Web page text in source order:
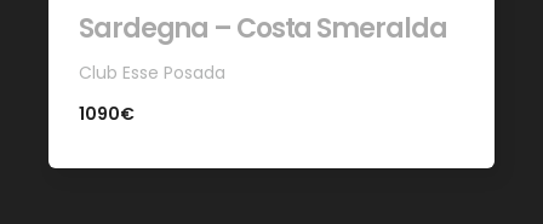
Sardegna – Costa Smeralda
Club Esse Posada
1090€